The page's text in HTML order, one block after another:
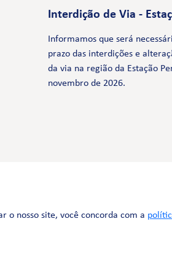
Interdição de Via -
Informamos que será
prazo das interdições e
da via na região da Estação
novembro de 2026.
o nosso site, você concorda com a